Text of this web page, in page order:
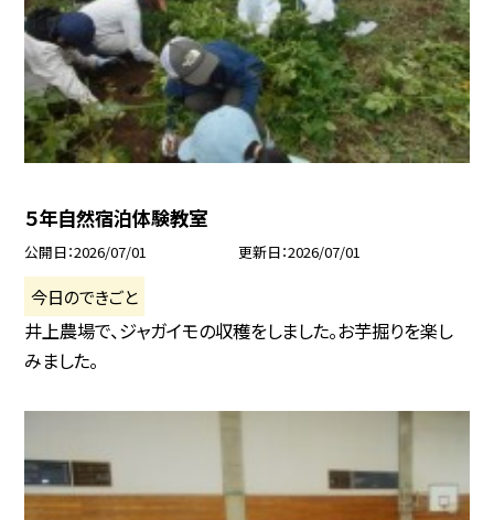
５年自然宿泊体験教室
公開日 2026/07/01 更新日 2026/07/01
今日のできごと
井上農場で、ジャガイモの収穫をしました。お芋掘りを楽し
みました。